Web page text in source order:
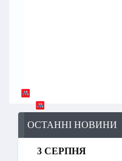
ОСТАННІ НОВИНИ
3 СЕРПНЯ